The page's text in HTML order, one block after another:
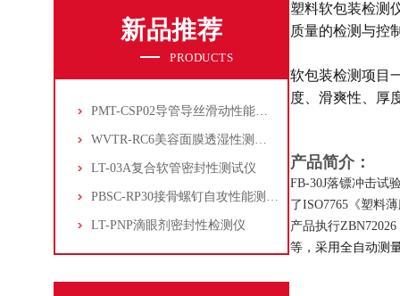
新品推荐
PRODUCTS
PMT-CSP02导管导丝滑动性能测试仪
WVTR-RC6美容面膜透湿性测试仪
LT-03A复合软管密封性测试仪
PBSC-RP30接骨螺钉自攻性能测试‌仪
LT-PNP滴眼剂密封性检测仪
塑料软包装检测
质量的检测与控
软包装检测项目
度、滑爽性、厚
产品简介：
FB-30J落镖冲击试
了ISO7765《塑料
产品执行ZBN72026
等，采用全自动测